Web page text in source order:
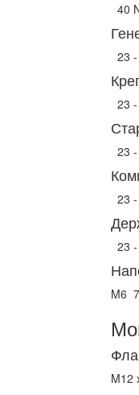
40
23
23
23
23
23
M6
M12